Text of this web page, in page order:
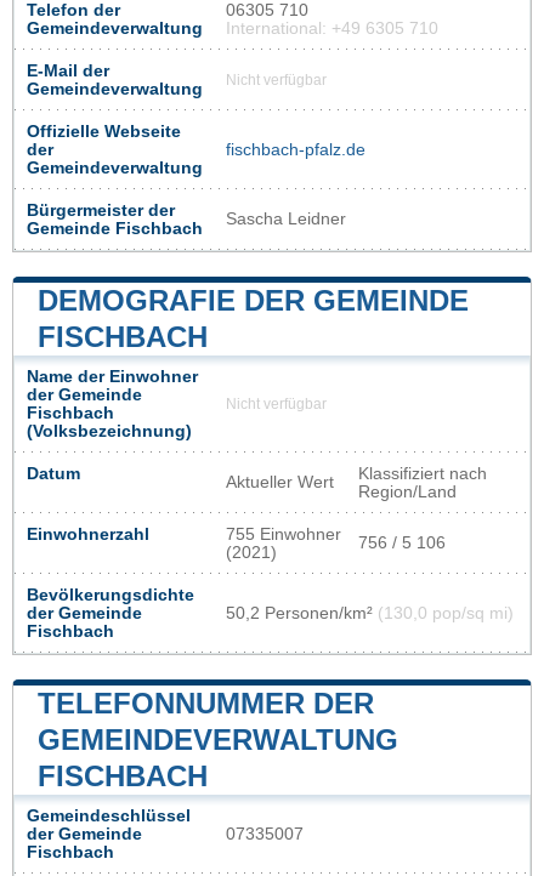
Telefon der
Gemeindeverwaltung
06305 710
International: +49 6305 710
E-Mail der
Gemeindeverwaltung
Nicht verfügbar
Offizielle Webseite
der
Gemeindeverwaltung
fischbach-pfalz.de
Bürgermeister der
Gemeinde Fischbach
Sascha Leidner
DEMOGRAFIE DER GEMEINDE
FISCHBACH
Name der Einwohner
der Gemeinde
Fischbach
(Volksbezeichnung)
Nicht verfügbar
Datum Aktueller Wert
Klassifiziert nach
Region/Land
Einwohnerzahl
755 Einwohner
(2021)
756 / 5 106
Bevölkerungsdichte
der Gemeinde
Fischbach
50,2 Personen/km² (130,0 pop/sq mi)
TELEFONNUMMER DER
GEMEINDEVERWALTUNG
FISCHBACH
Gemeindeschlüssel
der Gemeinde
Fischbach
07335007